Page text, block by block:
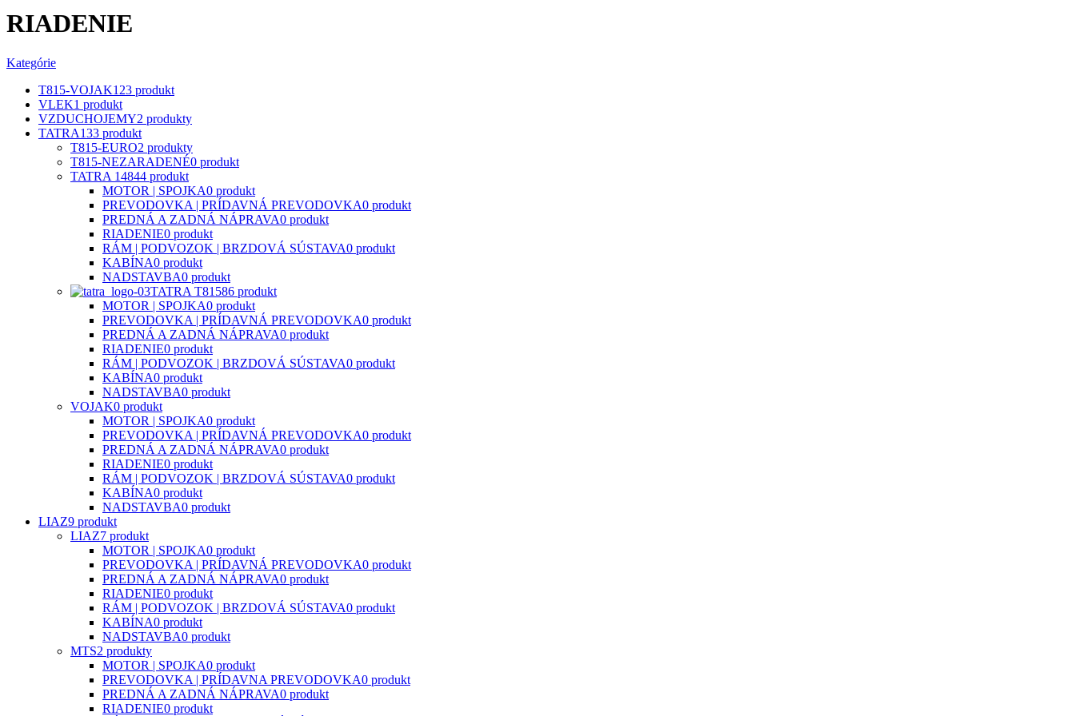
RIADENIE
Kategórie
T815-VOJAK123 produkt
VLEK1 produkt
VZDUCHOJEMY2 produkty
TATRA133 produkt
T815-EURO2 produkty
T815-NEZARADENÉ0 produkt
TATRA 14844 produkt
MOTOR | SPOJKA0 produkt
PREVODOVKA | PRÍDAVNÁ PREVODOVKA0 produkt
PREDNÁ A ZADNÁ NÁPRAVA0 produkt
RIADENIE0 produkt
RÁM | PODVOZOK | BRZDOVÁ SÚSTAVA0 produkt
KABÍNA0 produkt
NADSTAVBA0 produkt
TATRA T81586 produkt
MOTOR | SPOJKA0 produkt
PREVODOVKA | PRÍDAVNÁ PREVODOVKA0 produkt
PREDNÁ A ZADNÁ NÁPRAVA0 produkt
RIADENIE0 produkt
RÁM | PODVOZOK | BRZDOVÁ SÚSTAVA0 produkt
KABÍNA0 produkt
NADSTAVBA0 produkt
VOJAK0 produkt
MOTOR | SPOJKA0 produkt
PREVODOVKA | PRÍDAVNÁ PREVODOVKA0 produkt
PREDNÁ A ZADNÁ NÁPRAVA0 produkt
RIADENIE0 produkt
RÁM | PODVOZOK | BRZDOVÁ SÚSTAVA0 produkt
KABÍNA0 produkt
NADSTAVBA0 produkt
LIAZ9 produkt
LIAZ7 produkt
MOTOR | SPOJKA0 produkt
PREVODOVKA | PRÍDAVNÁ PREVODOVKA0 produkt
PREDNÁ A ZADNÁ NÁPRAVA0 produkt
RIADENIE0 produkt
RÁM | PODVOZOK | BRZDOVÁ SÚSTAVA0 produkt
KABÍNA0 produkt
NADSTAVBA0 produkt
MTS2 produkty
MOTOR | SPOJKA0 produkt
PREVODOVKA | PRÍDAVNA PREVODOVKA0 produkt
PREDNÁ A ZADNÁ NÁPRAVA0 produkt
RIADENIE0 produkt